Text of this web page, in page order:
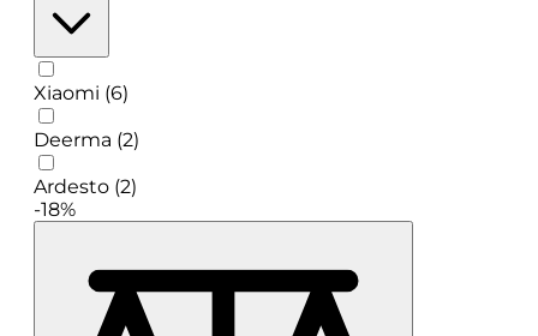
Xiaomi (6)
Deerma (2)
Ardesto (2)
-18%